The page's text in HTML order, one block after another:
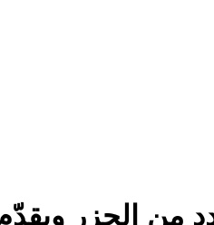
من الجزر